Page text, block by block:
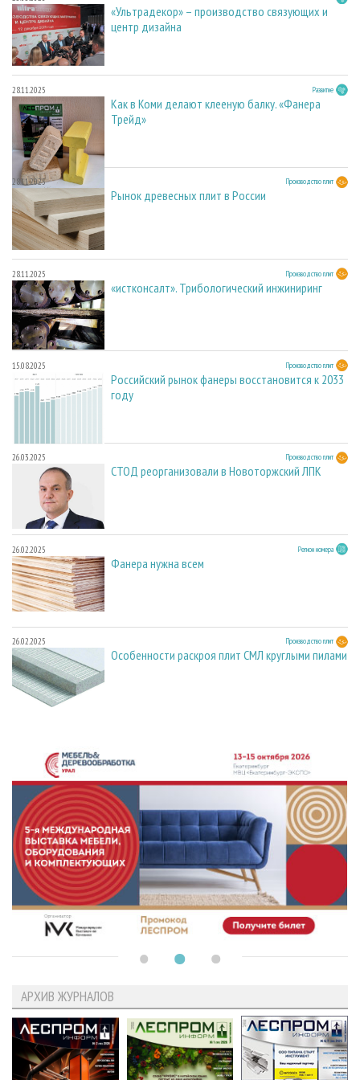
«Ультрадекор» – производство связующих и
центр дизайна
28.11.2025 Развитие
Как в Коми делают клееную балку. «Фанера
Трейд»
28.11.2025 Производство плит
Рынок древесных плит в России
28.11.2025 Производство плит
«истконсалт». Трибологический инжиниринг
15.08.2025 Производство плит
Российский рынок фанеры восстановится к 2033
году
26.03.2025 Производство плит
СТОД реорганизовали в Новоторжский ЛПК
26.02.2025 Регион номера
Фанера нужна всем
26.02.2025 Производство плит
Особенности раскроя плит СМЛ круглыми пилами
АРХИВ ЖУРНАЛОВ